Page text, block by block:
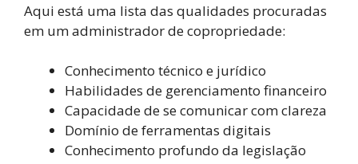
Aqui está uma lista das qualidades procuradas
em um administrador de copropriedade:
Conhecimento técnico e jurídico
Habilidades de gerenciamento financeiro
Capacidade de se comunicar com clareza
Domínio de ferramentas digitais
Conhecimento profundo da legislação